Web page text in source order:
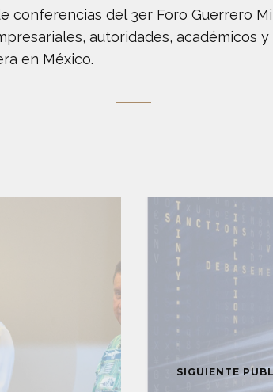
del 3er Foro Guerrero
autoridades, académicos
en México.
SIGUIENTE